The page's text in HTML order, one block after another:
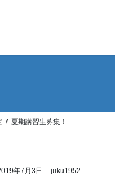
夏期講習生募集！
年7月3日 juku1952